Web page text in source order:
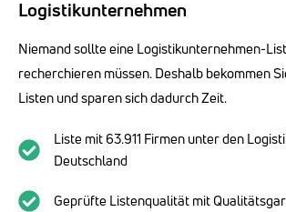
Logistikunternehmen
Niemand sollte eine Logistikunternehmen-
recherchieren müssen. Deshalb bekommen
Listen und sparen sich dadurch Zeit.
Liste mit 63.911 Firmen unter den
Deutschland
Geprüfte Listenqualität mit